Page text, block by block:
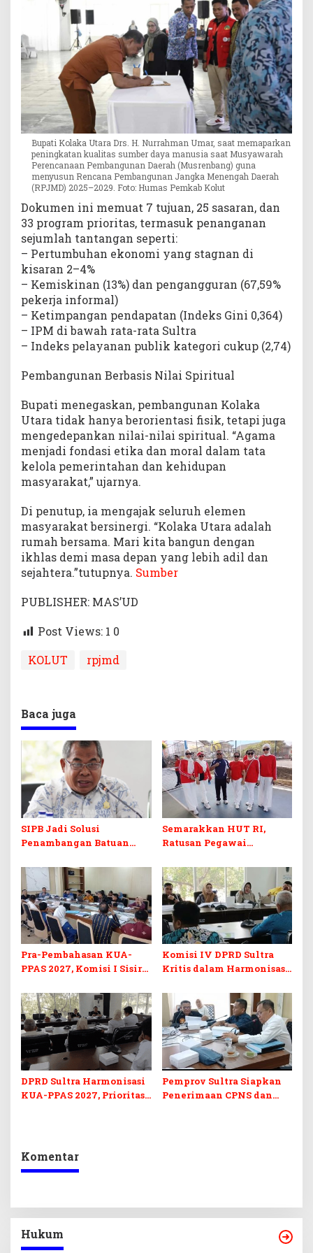
Bupati Kolaka Utara Drs. H. Nurrahman Umar, saat memaparkan
peningkatan kualitas sumber daya manusia saat Musyawarah
Perencanaan Pembangunan Daerah (Musrenbang) guna
menyusun Rencana Pembangunan Jangka Menengah Daerah
(RPJMD) 2025–2029. Foto: Humas Pemkab Kolut
Dokumen ini memuat 7 tujuan, 25 sasaran, dan
33 program prioritas, termasuk penanganan
sejumlah tantangan seperti:
– Pertumbuhan ekonomi yang stagnan di
kisaran 2–4%
– Kemiskinan (13%) dan pengangguran (67,59%
pekerja informal)
– Ketimpangan pendapatan (Indeks Gini 0,364)
– IPM di bawah rata-rata Sultra
– Indeks pelayanan publik kategori cukup (2,74)
Pembangunan Berbasis Nilai Spiritual
Bupati menegaskan, pembangunan Kolaka
Utara tidak hanya berorientasi fisik, tetapi juga
mengedepankan nilai-nilai spiritual. “Agama
menjadi fondasi etika dan moral dalam tata
kelola pemerintahan dan kehidupan
masyarakat,” ujarnya.
Di penutup, ia mengajak seluruh elemen
masyarakat bersinergi. “Kolaka Utara adalah
rumah bersama. Mari kita bangun dengan
ikhlas demi masa depan yang lebih adil dan
sejahtera.”tutupnya. Sumber
PUBLISHER: MAS’UD
Post Views: 1 0
KOLUT
rpjmd
Baca juga
SIPB Jadi Solusi
Penambangan Batuan
di Sultra
Semarakkan HUT RI,
Ratusan Pegawai
Ikuti Lomba Bola Gotong
Pra-Pembahasan KUA-
PPAS 2027, Komisi I Sisir
Berkelanjutan
Komisi IV DPRD Sultra
Kritis dalam Harmonisasi
Perubahan APBD 2026
DPRD Sultra Harmonisasi
KUA-PPAS 2027, Prioritas
Pemprov Sultra Siapkan
Penerimaan CPNS dan
Komentar
Hukum